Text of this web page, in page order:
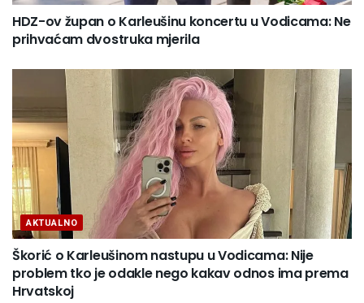
HDZ-ov župan o Karleušinu koncertu u Vodicama: Ne
prihvaćam dvostruka mjerila
AKTUALNO
Škorić o Karleušinom nastupu u Vodicama: Nije
problem tko je odakle nego kakav odnos ima prema
Hrvatskoj